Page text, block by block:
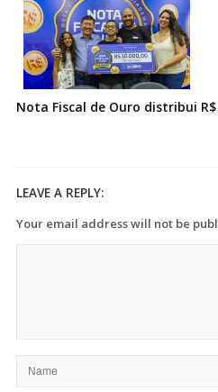
Nota Fiscal de Ouro distribui
LEAVE A REPLY:
Your email address will not be